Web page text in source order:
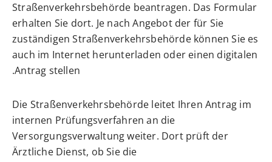
Straßenverkehrsbehörde beantragen. Das Formular
erhalten Sie dort. Je nach Angebot der für Sie
zuständigen Straßenverkehrsbehörde können Sie es
auch im Internet herunterladen oder einen digitalen
Antrag stellen.
Die Straßenverkehrsbehörde leitet Ihren Antrag im
internen Prüfungsverfahren an die
Versorgungsverwaltung weiter. Dort prüft der
Ärztliche Dienst, ob Sie die